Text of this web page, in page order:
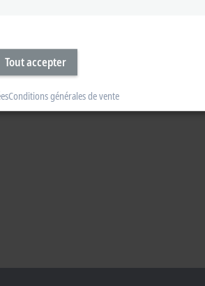
Tout accepter
Conditions générales de vente